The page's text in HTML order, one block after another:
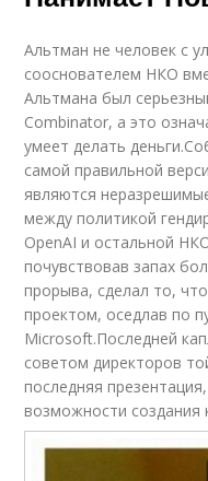
Альтман не человек с
сооснователем НКО
Альтмана был
Combinator, а это
умеет делать
самой правильной
являются
между политикой
OpenAI и остальной
почувствовав запах
прорыва, сделал то,
проектом, оседлав по
Microsoft.Последней
советом директоров
последняя
возможности создания